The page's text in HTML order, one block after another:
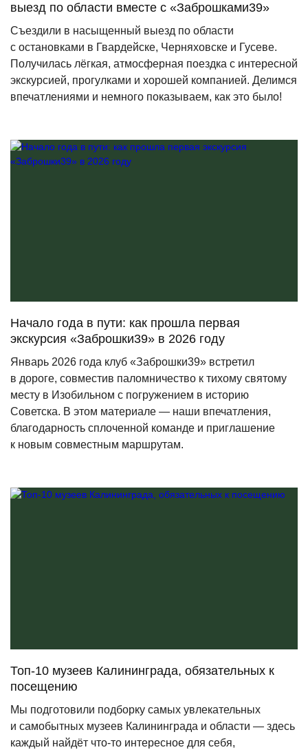
выезд по области вместе с «Заброшками39»
Съездили в насыщенный выезд по области
с остановками в Гвардейске, Черняховске и Гусеве.
Получилась лёгкая, атмосферная поездка с интересной
экскурсией, прогулками и хорошей компанией. Делимся
впечатлениями и немного показываем, как это было!
Начало года в пути: как прошла первая
экскурсия «Заброшки39» в 2026 году
Январь 2026 года клуб «Заброшки39» встретил
в дороге, совместив паломничество к тихому святому
месту в Изобильном с погружением в историю
Советска. В этом материале — наши впечатления,
благодарность сплоченной команде и приглашение
к новым совместным маршрутам.
Топ-10 музеев Калининграда, обязательных к
посещению
Мы подготовили подборку самых увлекательных
и самобытных музеев Калининграда и области — здесь
каждый найдёт что-то интересное для себя,